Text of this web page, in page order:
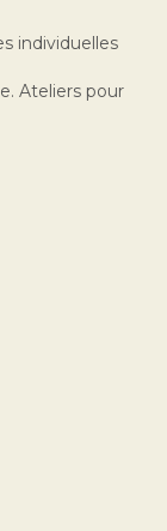
individuelles
Ateliers pour